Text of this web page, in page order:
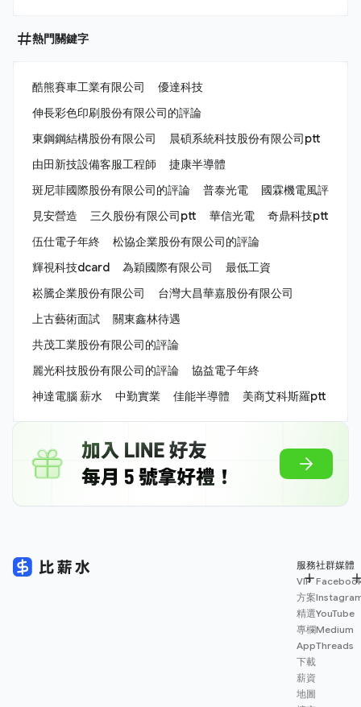
熱門關鍵字
酷熊賽車工業有限公司
優達科技
伸長彩色印刷股份有限公司的評論
東鋼鋼結構股份有限公司
晨碩系統科技股份有限公司ptt
由田新技設備客服工程師
捷康半導體
斑尼菲國際股份有限公司的評論
普泰光電
國霖機電風評
見安營造
三久股份有限公司ptt 華信光電
奇鼎科技ptt
伍仕電子年終
松協企業股份有限公司的評論
輝視科技dcard
為穎國際有限公司
最低工資
崧騰企業股份有限公司
台灣大昌華嘉股份有限公司
上古藝術面試
關東鑫林待遇
共茂工業股份有限公司的評論
麗光科技股份有限公司的評論
協益電子年終
神達電腦 薪水
中勤實業 佳能半導體 美商艾科斯羅ptt
服務
VIP
方案
精選
專欄
App
下載
薪資
地圖
社群媒體
YouTube
Medium
Threads